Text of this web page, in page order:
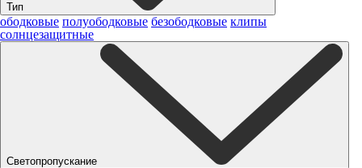
Тип
ободковые полуободковые безободковые клипы
солнцезащитные
Светопропускание